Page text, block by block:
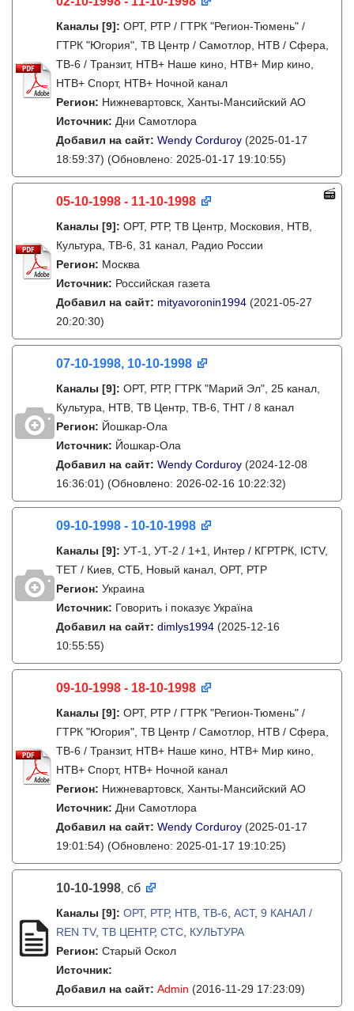
Каналы [9]: ОРТ, РТР / ГТРК "Регион-Тюмень" /
ГТРК "Югория", ТВ Центр / Самотлор, НТВ / Сфера,
ТВ-6 / Транзит, НТВ+ Наше кино, НТВ+ Мир кино,
НТВ+ Спорт, НТВ+ Ночной канал
Регион: Нижневартовск, Ханты-Мансийский АО
Источник: Дни Самотлора
Добавил на сайт: Wendy Corduroy (2025-01-17
18:59:37) (Обновлено: 2025-01-17 19:10:55)
05-10-1998 - 11-10-1998
Каналы [9]: ОРТ, РТР, ТВ Центр, Московия, НТВ,
Культура, ТВ-6, 31 канал, Радио России
Регион: Москва
Источник: Российская газета
Добавил на сайт: mityavoronin1994 (2021-05-27
20:20:30)
07-10-1998, 10-10-1998
Каналы [9]: ОРТ, РТР, ГТРК "Марий Эл", 25 канал,
Культура, НТВ, ТВ Центр, ТВ-6, ТНТ / 8 канал
Регион: Йошкар-Ола
Источник: Йошкар-Ола
Добавил на сайт: Wendy Corduroy (2024-12-08
16:36:01) (Обновлено: 2026-02-16 10:22:32)
09-10-1998 - 10-10-1998
Каналы [9]: УТ-1, УТ-2 / 1+1, Интер / КГРТРК, ICTV,
ТЕТ / Киев, СТБ, Новый канал, ОРТ, РТР
Регион: Украина
Источник: Говорить і показує Україна
Добавил на сайт: dimlys1994 (2025-12-16
10:55:55)
09-10-1998 - 18-10-1998
Каналы [9]: ОРТ, РТР / ГТРК "Регион-Тюмень" /
ГТРК "Югория", ТВ Центр / Самотлор, НТВ / Сфера,
ТВ-6 / Транзит, НТВ+ Наше кино, НТВ+ Мир кино,
НТВ+ Спорт, НТВ+ Ночной канал
Регион: Нижневартовск, Ханты-Мансийский АО
Источник: Дни Самотлора
Добавил на сайт: Wendy Corduroy (2025-01-17
19:01:54) (Обновлено: 2025-01-17 19:10:25)
10-10-1998, сб
Каналы [9]: ОРТ, РТР, НТВ ТВ-6 АСТ, 9 КАНАЛ /
REN TV, ТВ ЦЕНТР, СТС КУЛЬТУРА
Регион: Старый Оскол
Источник:
Добавил на сайт: Admin (2016-11-29 17:23:09)